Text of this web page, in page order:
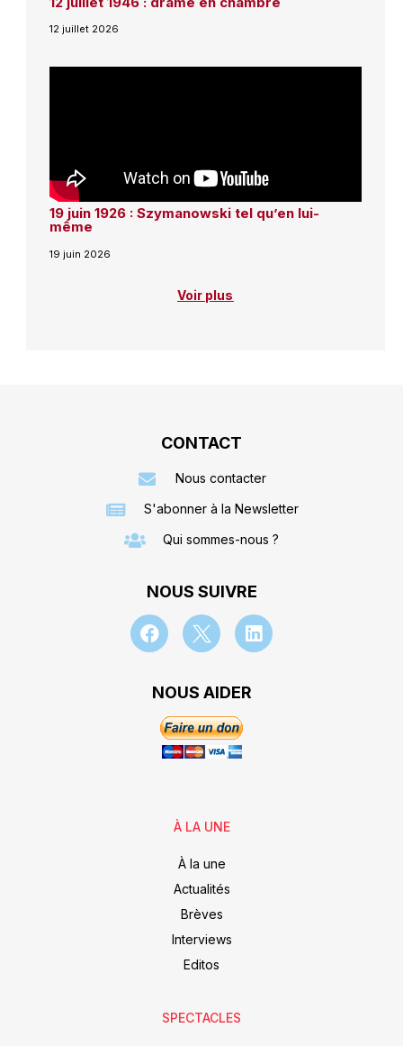
12 juillet 2026
19 juin 1926 : Szymanowski tel qu’en lui-
même
19 juin 2026
Voir plus
CONTACT
Nous contacter
S'abonner à la Newsletter
Qui sommes-nous ?
NOUS SUIVRE
NOUS AIDER
À LA UNE
À la une
Actualités
Brèves
Interviews
Editos
SPECTACLES